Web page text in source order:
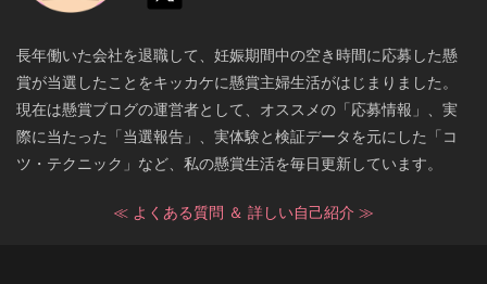
長年働いた会社を退職して、妊娠期間中の空き時間に応募した懸
賞が当選したことをキッカケに懸賞主婦生活がはじまりました。
現在は懸賞ブログの運営者として、オススメの「応募情報」、実
際に当たった「当選報告」、実体験と検証データを元にした「コ
ツ・テクニック」など、私の懸賞生活を毎日更新しています。
≪ よくある質問 ＆ 詳しい自己紹介 ≫